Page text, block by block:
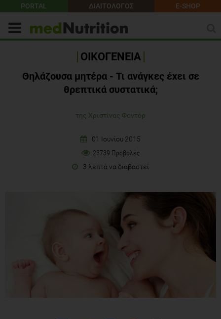
PORTAL ΔΙΑΙΤΟΛΟΓΟΣ E-SHOP
ΟΙΚΟΓΕΝΕΙΑ
Θηλάζουσα μητέρα - Τι ανάγκες έχει σε
θρεπτικά συστατικά;
της Χριστίνας Φοντόρ
01 Ιουνίου 2015
23739 Προβολές
3 λεπτά να διαβαστεί